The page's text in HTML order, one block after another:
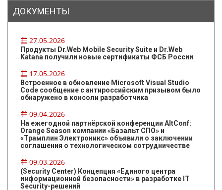
ДОКУМЕНТЫ
27.05.2026
Продукты Dr.Web Mobile Security Suite и Dr.Web
Katana получили новые сертификаты ФСБ России
17.05.2026
Встроенное в обновление Microsoft Visual Studio
Code сообщение с антироссийским призывом было
обнаружено в консоли разработчика
09.04.2026
На ежегодной партнёрской конференции AltConf:
Orange Season компании «Базальт СПО» и
«Трамплин Электроникс» объявили о заключении
соглашения о технологическом сотрудничестве
09.03.2026
(Security Center) Концепция «Единого центра
информационной безопасности» в разработке IT
Security-решений